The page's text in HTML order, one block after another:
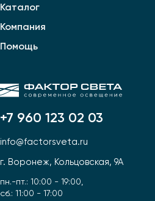
+7 960 123 02 03
info@factorsveta.ru
г. Воронеж, Кольцовская, 9А
пн.-пт.: 10:00 - 19:00,
сб.: 11:00 - 17:00
Каталог
Компания
Помощь